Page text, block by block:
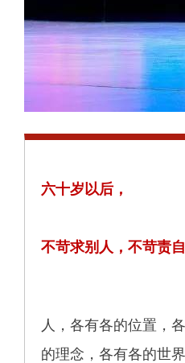
六十岁以后，
不苛求别人，不苛责自
人，各有各的位置，
的理念，各有各的世